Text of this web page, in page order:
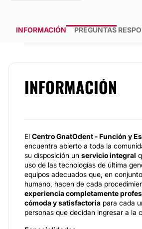
INFORMACIÓN PREGUNTAS
INFORMACIÓN
El Centro GnatOdent - Función y
encuentra abierto a toda la
su disposición un servicio integral
uso de las tecnologías de última
equipos adecuados que, en
humano, hacen de cada
experiencia completamente
cómoda y satisfactoria para cada
personas que decidan ingresar a la